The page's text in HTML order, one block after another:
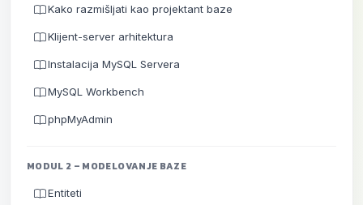
Kako razmišljati kao projektant baze
Klijent-server arhitektura
Instalacija MySQL Servera
MySQL Workbench
phpMyAdmin
MODUL 2 – MODELOVANJE BAZE
Entiteti